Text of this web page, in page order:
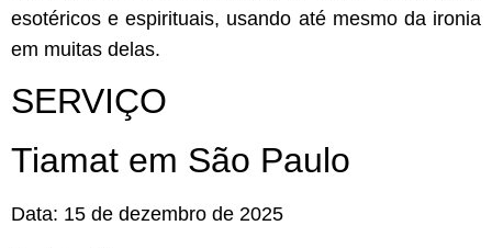
esotéricos e espirituais, usando até mesmo da ironia
em muitas delas.
SERVIÇO
Tiamat em São Paulo
Data: 15 de dezembro de 2025